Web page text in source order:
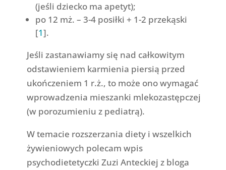
(jeśli dziecko ma apetyt);
po 12 mż. – 3-4 posiłki + 1-2 przekąski
[1].
Jeśli zastanawiamy się nad całkowitym
odstawieniem karmienia piersią przed
ukończeniem 1 r.ż., to może ono wymagać
wprowadzenia mieszanki mlekozastępczej
(w porozumieniu z pediatrą).
W temacie rozszerzania diety i wszelkich
żywieniowych polecam wpis
psychodietetyczki Zuzi Anteckiej z bloga